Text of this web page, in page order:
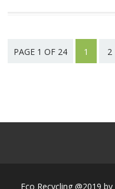
PAGE 1 OF 24 1 2
Eco Recycling @2019 by